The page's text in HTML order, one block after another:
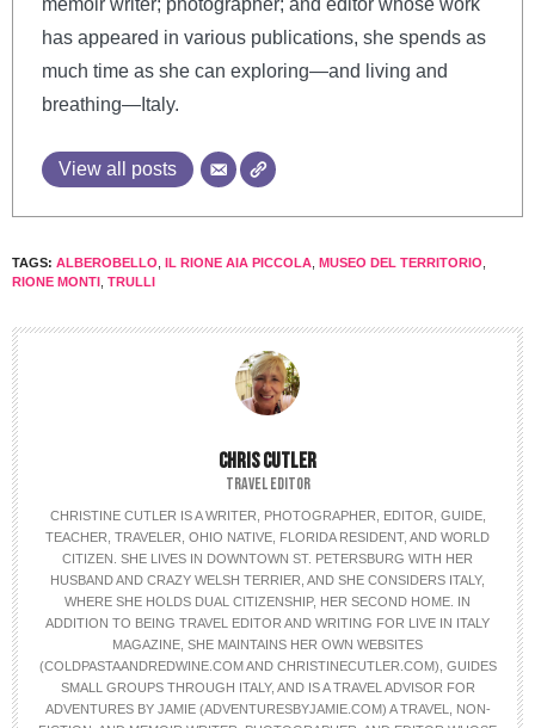
has appeared in various publications, she spends as
much time as she can exploring—and living and
breathing—Italy.
View all posts
TAGS: ALBEROBELLO IL RIONE AIA PICCOLA MUSEO DEL TERRITORIO
RIONE MONTI TRULLI
CHRIS CUTLER
TRAVEL EDITOR
CHRISTINE CUTLER IS A WRITER, PHOTOGRAPHER, EDITOR, GUIDE,
TEACHER, TRAVELER, OHIO NATIVE, FLORIDA RESIDENT, AND WORLD
CITIZEN. SHE LIVES IN DOWNTOWN ST. PETERSBURG WITH HER
HUSBAND AND CRAZY WELSH TERRIER, AND SHE CONSIDERS ITALY,
WHERE SHE HOLDS DUAL CITIZENSHIP, HER SECOND HOME. IN
ADDITION TO BEING TRAVEL EDITOR AND WRITING FOR LIVE IN ITALY
MAGAZINE, SHE MAINTAINS HER OWN WEBSITES
(COLDPASTAANDREDWINE.COM AND CHRISTINECUTLER.COM), GUIDES
SMALL GROUPS THROUGH ITALY, AND IS A TRAVEL ADVISOR FOR
ADVENTURES BY JAMIE (ADVENTURESBYJAMIE.COM) A TRAVEL, NON-